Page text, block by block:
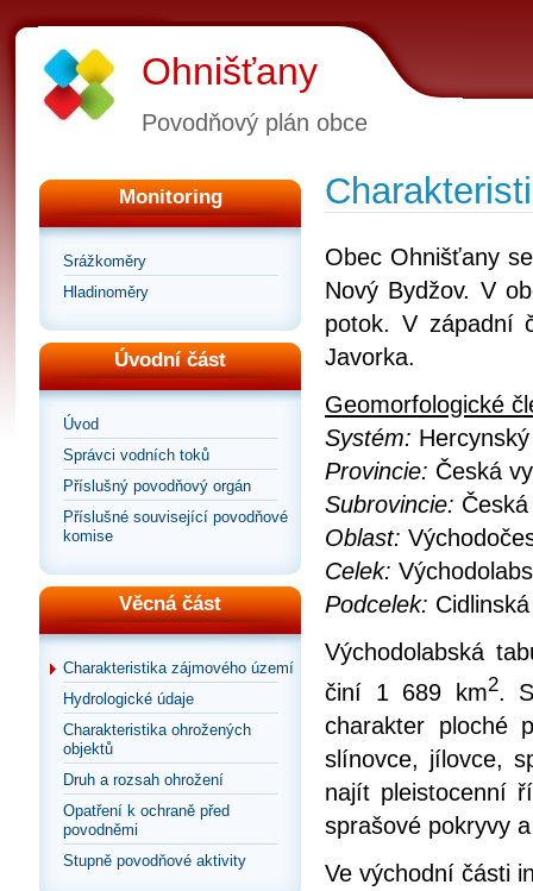
Ohnišťany
Povodňový plán obce
Monitoring
Srážkoměry
Hladinoměry
Úvodní část
Úvod
Správci vodních toků
Příslušný povodňový orgán
Příslušné související povodňové
komise
Věcná část
Charakteristika zájmového území
Hydrologické údaje
Charakteristika ohrožených
objektů
Druh a rozsah ohrožení
Opatření k ochraně před
povodněmi
Stupně povodňové aktivity
Obec Ohnišťany
Nový Bydžov. V
potok. V západní
Javorka.
Geomorfologické
Systém:
Provincie: Česká
Subrovincie:
Oblast:
Celek:
Podcelek:
Východolabská
činí 1 689 km2.
charakter ploché
slínovce, jílovce,
najít pleistocenní
sprašové pokryvy
Ve východní části